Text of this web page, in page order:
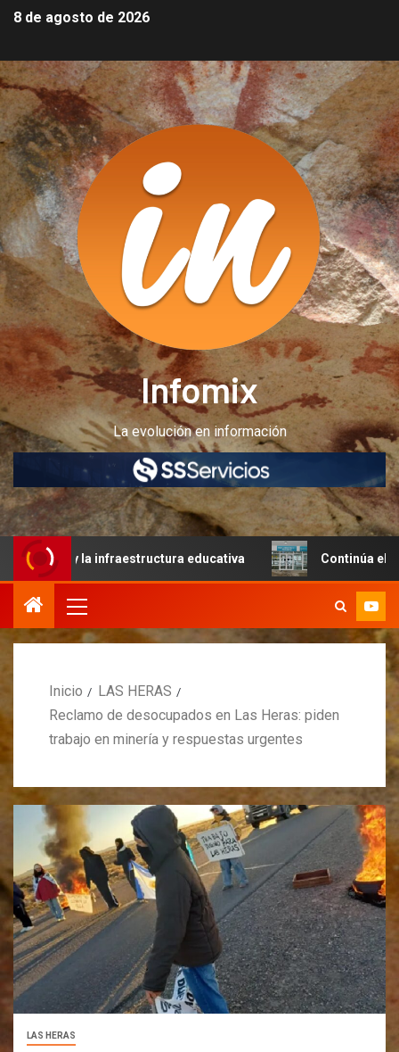
8 de agosto de 2026
Infomix
La evolución en información
la infraestructura educativa Continúa el
Inicio
LAS HERAS
Reclamo de desocupados en Las Heras: piden
trabajo en minería y respuestas urgentes
LAS HERAS